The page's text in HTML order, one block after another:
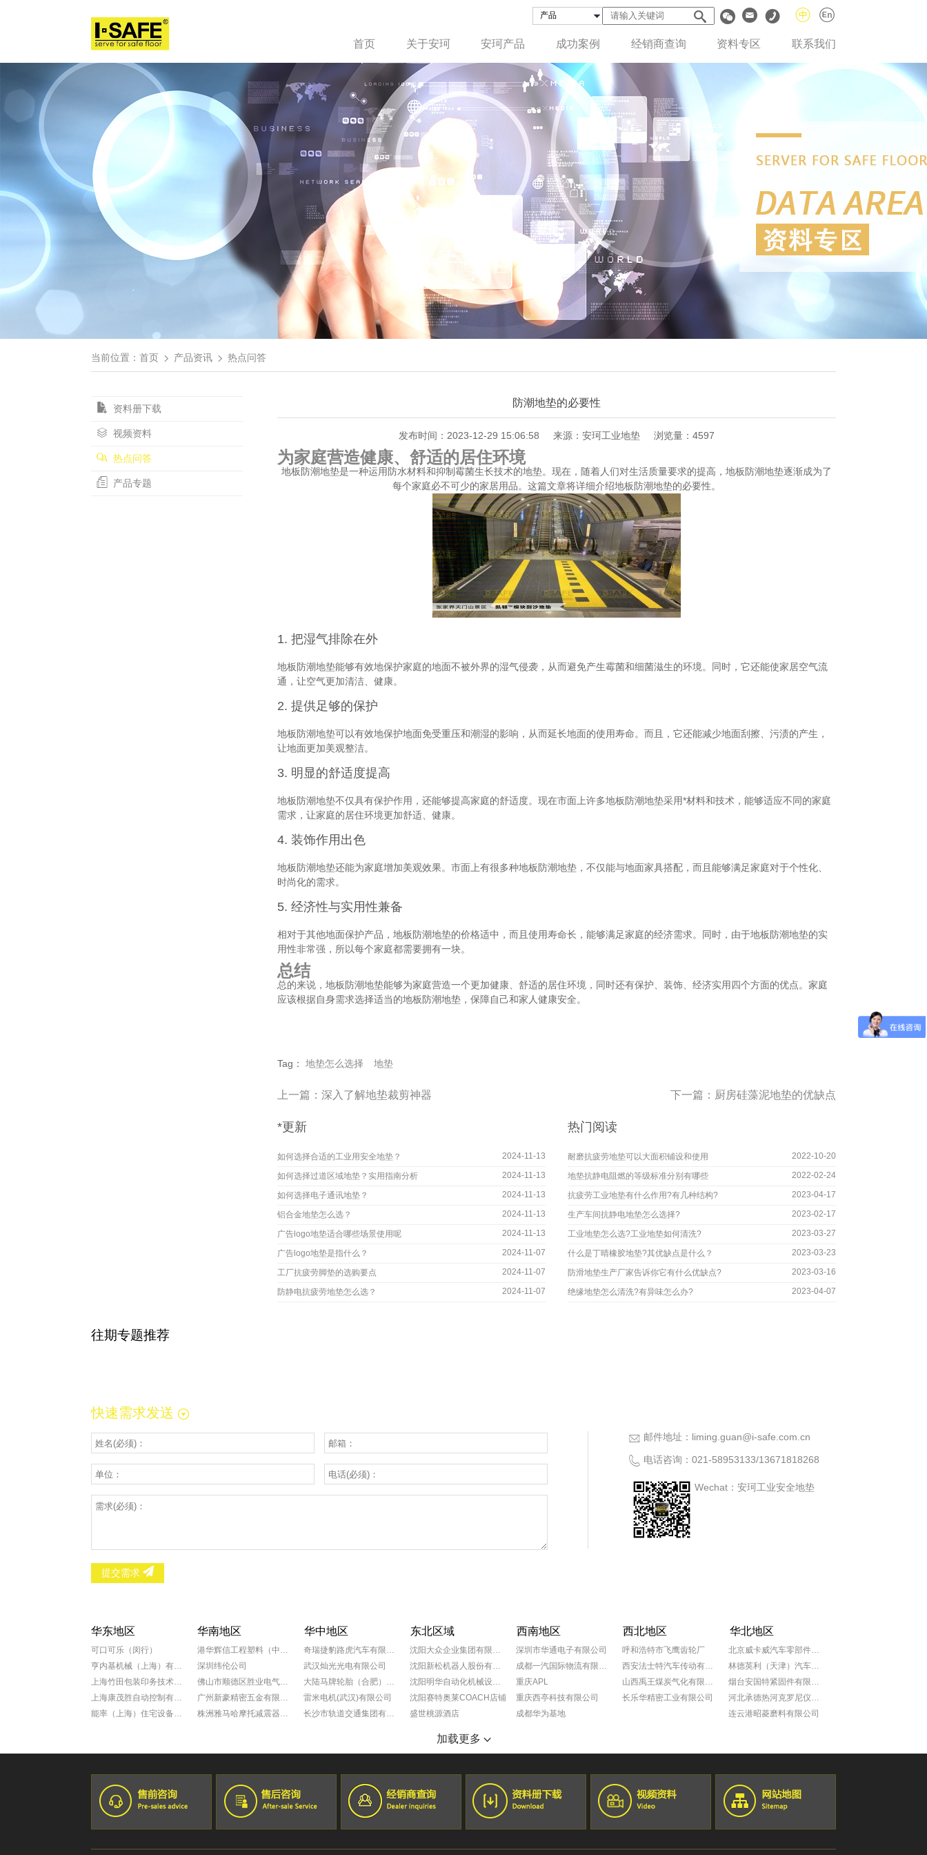
首页 关于安珂 安珂产品 成功案例 经销商查询 资料专区 联系我们
当前位置： 首页 产品资讯 热点问答
资料册下载
视频资料
热点问答
产品专题
防潮地垫的必要性
发布时间：2023-12-29 15:06:58 来源：安珂工业地垫 浏览量：4597
为家庭营造健康、舒适的居住环境
地板防潮地垫是一种运用防水材料和抑制霉菌生长技术的地垫。现在，随着人们对生活质量要求的提高，地板防潮地垫逐渐成为了
每个家庭必不可少的家居用品。这篇文章将详细介绍地板防潮地垫的必要性。
1. 把湿气排除在外
地板防潮地垫能够有效地保护家庭的地面不被外界的湿气侵袭，从而避免产生霉菌和细菌滋生的环境。同时，它还能使家居空气流
通，让空气更加清洁、健康。
2. 提供足够的保护
地板防潮地垫可以有效地保护地面免受重压和潮湿的影响，从而延长地面的使用寿命。而且，它还能减少地面刮擦、污渍的产生，
让地面更加美观整洁。
3. 明显的舒适度提高
地板防潮地垫不仅具有保护作用，还能够提高家庭的舒适度。现在市面上许多地板防潮地垫采用*材料和技术，能够适应不同的家庭
需求，让家庭的居住环境更加舒适、健康。
4. 装饰作用出色
地板防潮地垫还能为家庭增加美观效果。市面上有很多种地板防潮地垫，不仅能与地面家具搭配，而且能够满足家庭对于个性化、
时尚化的需求。
5. 经济性与实用性兼备
相对于其他地面保护产品，地板防潮地垫的价格适中，而且使用寿命长，能够满足家庭的经济需求。同时，由于地板防潮地垫的实
用性非常强，所以每个家庭都需要拥有一块。
总结
总的来说，地板防潮地垫能够为家庭营造一个更加健康、舒适的居住环境，同时还有保护、装饰、经济实用四个方面的优点。家庭
应该根据自身需求选择适当的地板防潮地垫，保障自己和家人健康安全。
Tag： 地垫怎么选择 地垫
上一篇： 深入了解地垫裁剪神器 下一篇： 厨房硅藻泥地垫的优缺点
*更新
如何选择合适的工业用安全地垫？ 2024-11-13
如何选择过道区域地垫？实用指南分析 2024-11-13
如何选择电子通讯地垫？ 2024-11-13
铝合金地垫怎么选？ 2024-11-13
广告logo地垫适合哪些场景使用呢 2024-11-13
广告logo地垫是指什么？ 2024-11-07
工厂抗疲劳脚垫的选购要点 2024-11-07
防静电抗疲劳地垫怎么选？ 2024-11-07
热门阅读
耐磨抗疲劳地垫可以大面积铺设和使用 2022-10-20
地垫抗静电阻燃的等级标准分别有哪些 2022-02-24
抗疲劳工业地垫有什么作用?有几种结构? 2023-04-17
生产车间抗静电地垫怎么选择? 2023-02-17
工业地垫怎么选?工业地垫如何清洗? 2023-03-27
什么是丁晴橡胶地垫?其优缺点是什么？ 2023-03-23
防滑地垫生产厂家告诉你它有什么优缺点? 2023-03-16
绝缘地垫怎么清洗?有异味怎么办? 2023-04-07
往期专题推荐
快速需求发送
提交需求
邮件地址： liming.guan@i-safe.com.cn
电话咨询： 021-58953133/13671818268
Wechat：安珂工业安全地垫
华东地区 华南地区 华中地区 东北区域 西南地区 西北地区 华北地区
可口可乐（闵行）
亨内基机械（上海）有限公司
上海竹田包装印务技术有限公司
上海康茂胜自动控制有限公司
能率（上海）住宅设备有限公司
宁波兴业盛泰集团有限公司
南京星乔威泰克汽车零部件有限公司
苏州众捷汽车零部件有限公司
港华辉信工程塑料（中山）有限公司
深圳纬伦公司
佛山市顺德区胜业电气有限公司
广州新豪精密五金有限公司
株洲雅马哈摩托减震器有限公司
佛山一汽
佛山百威啤酒厂
广汽三菱
奇瑞捷豹路虎汽车有限公司
武汉灿光光电有限公司
大陆马牌轮胎（合肥）有限公司
雷米电机(武汉)有限公司
长沙市轨道交通集团有限公司
郑州财经学院
沈阳大众企业集团有限公司
沈阳新松机器人股份有限公司
沈阳明华自动化机械设备有限公司
沈阳赛特奥莱COACH店铺
盛世桃源酒店
抚顺万达广场
黑龙江佳木斯国宾馆
锦州喜来登酒店
宏孚大厦
深圳市华通电子有限公司
成都一汽国际物流有限公司
重庆APL
重庆西亭科技有限公司
成都华为基地
成都富维江森汽车配件有限公司
巴斯夫（重庆）化学品有限公司
成都莫仕连接器有限公司
呼和浩特市飞鹰齿轮厂
西安法士特汽车传动有限责任公司
山西禹王煤炭气化有限公司
长乐华精密工业有限公司
北京威卡威汽车零部件股份有限公司
林德英利（天津）汽车部件有限公司
烟台安国特紧固件有限公司
河北承德热河克罗尼仪表公司
连云港昭菱磨料有限公司
蒂森克虏伯发动机零部件（中国）有限公司
约翰迪尔(天津)有限公司
加载更多